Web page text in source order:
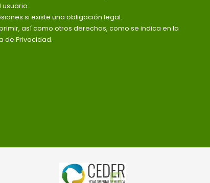
usuario.
si existe una obligación legal.
así como otros derechos, como se indica en la
de Privacidad.